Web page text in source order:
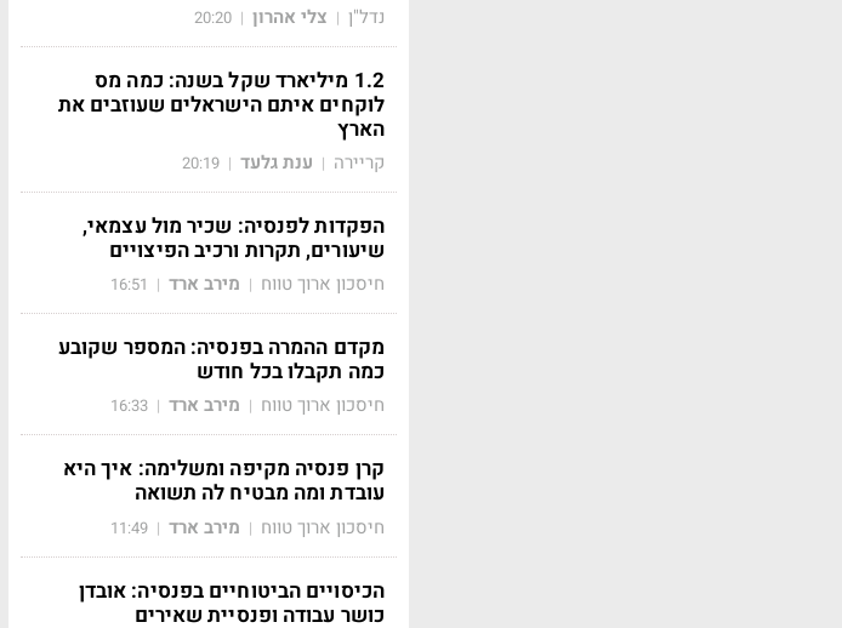
נדל"ן | צלי אהרון |
20:20
1.2 מיליארד שקל בשנה: כמה מס
לוקחים איתם הישראלים שעוזבים את
הארץ
קריירה | ענת גלעד |
20:19
הפקדות לפנסיה: שכיר מול עצמאי,
שיעורים, תקרות ורכיב הפיצויים
חיסכון ארוך טווח | מירב ארד |
16:51
מקדם ההמרה בפנסיה: המספר שקובע
כמה תקבלו בכל חודש
חיסכון ארוך טווח | מירב ארד |
16:33
קרן פנסיה מקיפה ומשלימה: איך היא
עובדת ומה מבטיח לה תשואה
חיסכון ארוך טווח | מירב ארד |
11:49
הכיסויים הביטוחיים בפנסיה: אובדן
כושר עבודה ופנסיית שאירים